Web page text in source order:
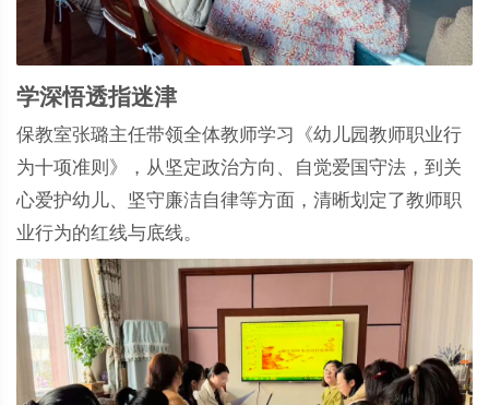
学深悟透指迷津
保教室张璐主任带领全体教师学习《幼儿园教师职业行
为十项准则》，从坚定政治方向、自觉爱国守法，到关
心爱护幼儿、坚守廉洁自律等方面，清晰划定了教师职
业行为的红线与底线。